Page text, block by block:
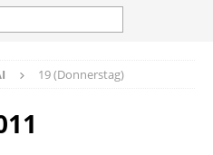
19 (Donnerstag)